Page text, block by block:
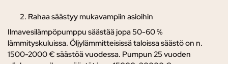
Rahaa säästyy mukavampiin asioihin
Ilmavesilämpöpumppu säästää jopa 50-60 %
lämmityskuluissa. Öljylämmitteisissä taloissa säästö on n.
1500-2000 € säästöä vuodessa. Pumpun 25 vuoden